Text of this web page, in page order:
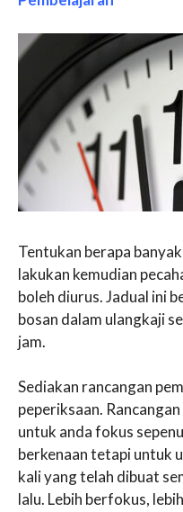
Tentukan berapa
lakukan kemudian
boleh diurus. Jadual ini
bosan dalam ulangkaji
jam.
Sediakan rancangan
peperiksaan.
untuk anda fokus
berkenaan tetapi untuk
kali yang telah dibuat
lalu. Lebih berfokus,